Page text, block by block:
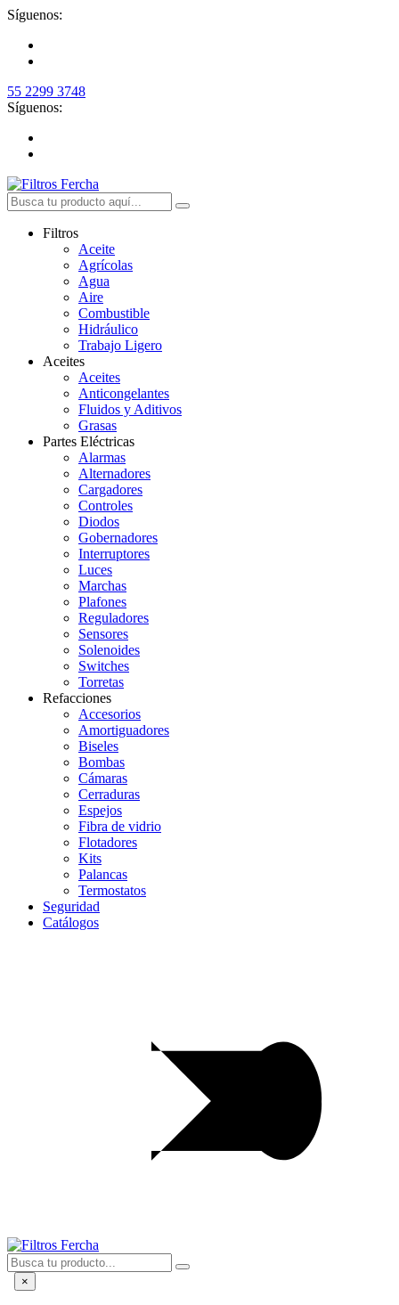
Síguenos:
55 2299 3748
Síguenos:
Filtros
Aceite
Agrícolas
Agua
Aire
Combustible
Hidráulico
Trabajo Ligero
Aceites
Aceites
Anticongelantes
Fluidos y Aditivos
Grasas
Partes Eléctricas
Alarmas
Alternadores
Cargadores
Controles
Diodos
Gobernadores
Interruptores
Luces
Marchas
Plafones
Reguladores
Sensores
Solenoides
Switches
Torretas
Refacciones
Accesorios
Amortiguadores
Biseles
Bombas
Cámaras
Cerraduras
Espejos
Fibra de vidrio
Flotadores
Kits
Palancas
Termostatos
Seguridad
Catálogos
×